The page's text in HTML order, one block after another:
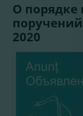
О
2020